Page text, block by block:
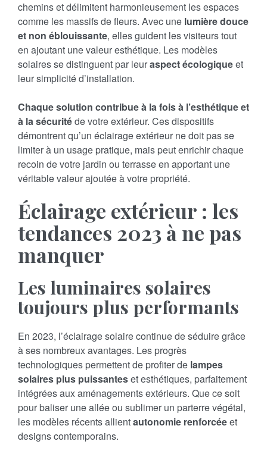
chemins et délimitent harmonieusement les espaces
comme les massifs de fleurs. Avec une lumière douce
et non éblouissante, elles guident les visiteurs tout
en ajoutant une valeur esthétique. Les modèles
solaires se distinguent par leuraspect écologiqueet
leur simplicité d’installation.
Chaque solution contribue à la fois à l’esthétique et
à la sécuritéde votre extérieur. Ces dispositifs
démontrent qu’un éclairage extérieur ne doit pas se
limiter à un usage pratique, mais peut enrichir chaque
recoin de votre jardin ou terrasse en apportant une
véritable valeur ajoutée à votre propriété.
Éclairage extérieur : les
tendances 2023 à ne pas
manquer
Les luminaires solaires
toujours plus performants
En 2023, l’éclairage solaire continue de séduire grâce
à ses nombreux avantages. Les progrès
technologiques permettent de profiter de lampes
solaires plus puissanteset esthétiques, parfaitement
intégrées aux aménagements extérieurs. Que ce soit
pour baliser une allée ou sublimer un parterre végétal,
les modèles récents allientautonomie renforcéeet
designs contemporains.